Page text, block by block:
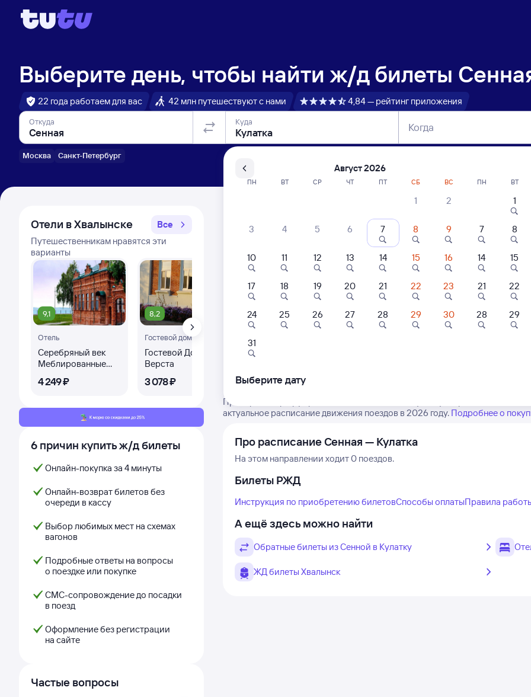
Выберите день, чтобы найти ж/д билеты
22 года работаем для вас 42 млн путешествуют с нами 4,84 — рейтинг приложения
Откуда
Москва Санкт-Петербург
Куда Когда
Отели в Хвалынске
Все
Путешественникам нравятся эти
варианты
9,1
Отель
Серебряный век
Меблированные
4 ⁠249 ⁠₽
8,2
Гостевой дом
Гостевой Дом
Верста
3 ⁠078 ⁠₽
Уютная
квартира
1 ⁠500 ⁠₽
6 причин купить ж/д билеты
Онлайн-покупка за 4 минуты
Онлайн-возврат билетов без
очереди в кассу
Выбор любимых мест на схемах
вагонов
Подробные ответы на вопросы
о поездке или покупке
СМС-сопровождение до посадки
в поезд
Оформление без регистрации
на сайте
Частые вопросы
Расписание поездов Сенная — Кулатка
Нет рейсов по этому
Проверьте маршрут рейсов РЖД из Сенной в Кулатку. Обратите
актуальное расписание движения поездов в 2026 году. Подробнее о
Про расписание Сенная — Кулатка
На этом направлении ходит 0 поездов.
Билеты РЖД
Инструкция по приобретению билетовСпособы оплатыПравила
А ещё здесь можно найти
Обратные билеты из Сенной в Кулатку
ЖД билеты Хвалынск
Август 2026
ПН ВТ СР ЧТ ПТ СБ ВС
1 2
3 4 5 6 7 8 9
10 11 12 13 14 15 16
17 18 19 20 21 22 23
24 25 26 27 28 29 30
31
ПН ВТ
1
7 8
14 15
21 22
28 29
Выберите дату